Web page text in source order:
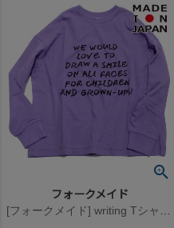
フォークメイド
[フォークメイド] writing Tシャツ ラベンダー